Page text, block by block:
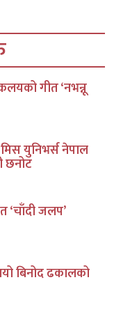
गीत ‘नभन्नू
युनिभर्स नेपाल
छनोट
‘चाँदी जलप’
बिनोद ढकालको